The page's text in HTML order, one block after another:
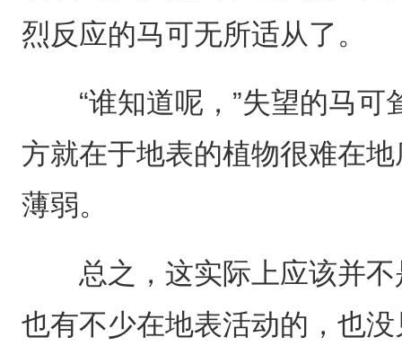
烈反应的马可无所适从了。
“谁知道呢，”失望的马可
方就在于地表的植物很难在
薄弱。
总之，这实际上应该并不
也有不少在地表活动的，也